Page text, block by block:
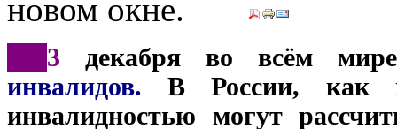
3 декабря во всём мире
инвалидов. В России, как
инвалидностью могут